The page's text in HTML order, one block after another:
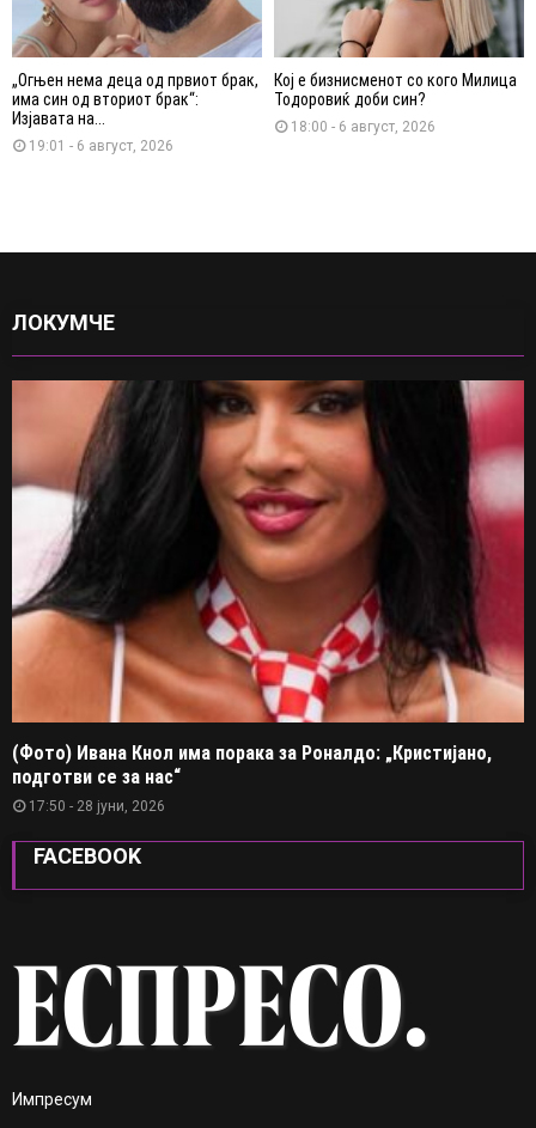
„Огњен нема деца од првиот брак,
има син од вториот брак“:
Изјавата на...
19:01 - 6 август, 2026
Кој е бизнисменот со кого Милица
Тодоровиќ доби син?
18:00 - 6 август, 2026
ЛОКУМЧЕ
(Фото) Ивана Кнол има порака за Роналдо: „Кристијано,
подготви се за нас“
17:50 - 28 јуни, 2026
FACEBOOK
Импресум